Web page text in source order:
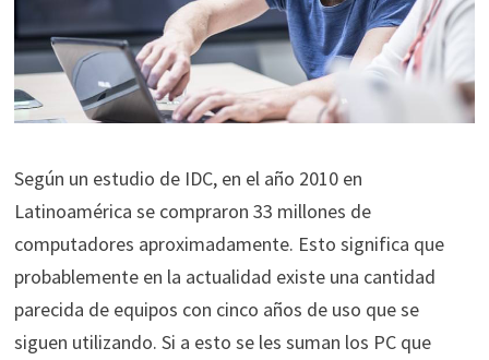
Según un estudio de IDC, en el año 2010 en
Latinoamérica se compraron 33 millones de
computadores aproximadamente. Esto significa que
probablemente en la actualidad existe una cantidad
parecida de equipos con cinco años de uso que se
siguen utilizando. Si a esto se les suman los PC que